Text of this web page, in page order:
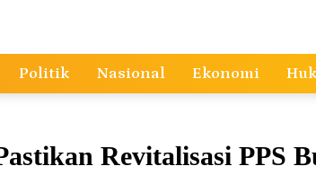
Politik Nasional Ekonomi
Revitalisasi PPS